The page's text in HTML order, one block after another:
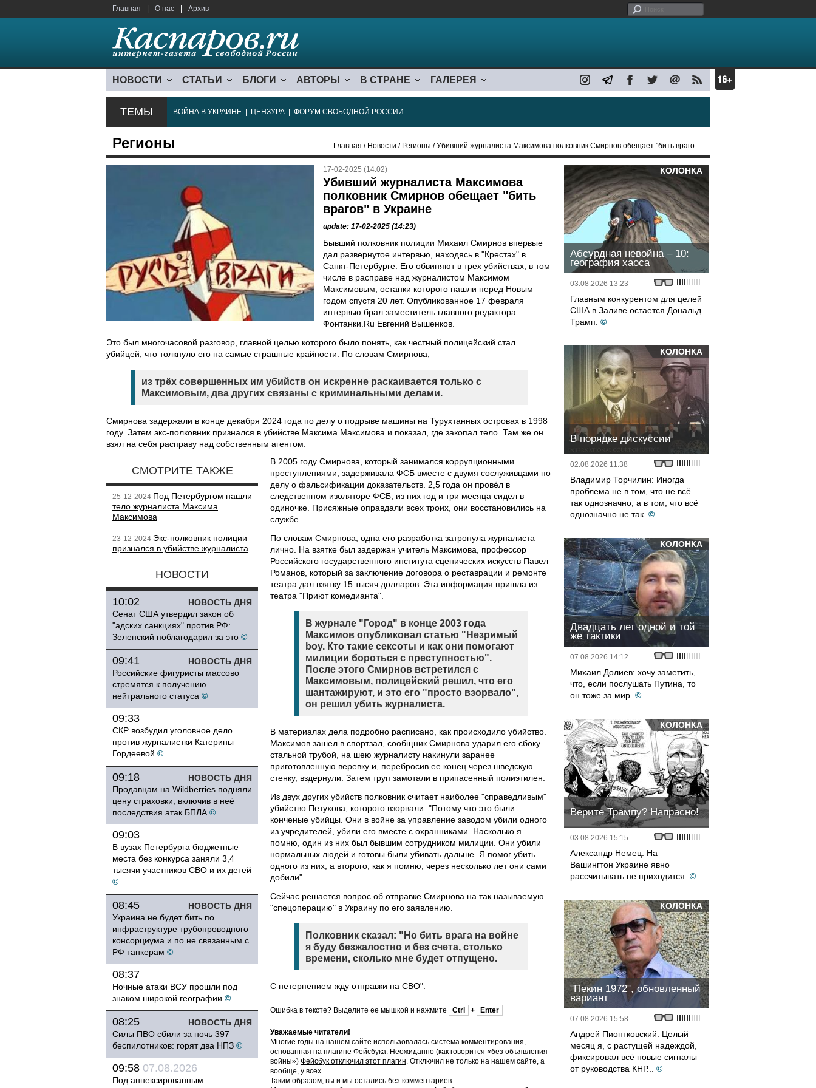
Главная О нас Архив
НОВОСТИ СТАТЬИ БЛОГИ АВТОРЫ В СТРАНЕ ГАЛЕРЕЯ
ТЕМЫ ВОЙНА В УКРАИНЕ ЦЕНЗУРА ФОРУМ СВОБОДНОЙ РОССИИ
Регионы Главная / Новости / Регионы / Убивший журналиста Максимова полковник Смирнов обещает "бить врагов" в Украине
17-02-2025 (14:02)
Убивший журналиста Максимова
полковник Смирнов обещает "бить
врагов" в Украине
update: 17-02-2025 (14:23)
Бывший полковник полиции Михаил Смирнов впервые
дал развернутое интервью, находясь в "Крестах" в
Санкт-Петербурге. Его обвиняют в трех убийствах, в том
числе в расправе над журналистом Максимом
Максимовым, останки которого нашли перед Новым
годом спустя 20 лет. Опубликованное 17 февраля
интервью брал заместитель главного редактора
Фонтанки.Ru Евгений Вышенков.
Это был многочасовой разговор, главной целью которого было понять, как честный полицейский стал
убийцей, что толкнуло его на самые страшные крайности. По словам Смирнова,
из трёх совершенных им убийств он искренне раскаивается только с
Максимовым, два других связаны с криминальными делами.
Смирнова задержали в конце декабря 2024 года по делу о подрыве машины на Турухтанных островах в 1998
году. Затем экс-полковник признался в убийстве Максима Максимова и показал, где закопал тело. Там же он
взял на себя расправу над собственным агентом.
СМОТРИТЕ ТАКЖЕ
25-12-2024 Под Петербургом нашли
тело журналиста Максима
Максимова
23-12-2024 Экс-полковник полиции
признался в убийстве журналиста
НОВОСТИ
НОВОСТЬ ДНЯ
10:02
Сенат США утвердил закон об
"адских санкциях" против РФ:
Зеленский поблагодарил за это ©
НОВОСТЬ ДНЯ
09:41
Российские фигуристы массово
стремятся к получению
нейтрального статуса ©
09:33
СКР возбудил уголовное дело
против журналистки Катерины
Гордеевой ©
НОВОСТЬ ДНЯ
09:18
Продавцам на Wildberries подняли
цену страховки, включив в неё
последствия атак БПЛА ©
09:03
В вузах Петербурга бюджетные
места без конкурса заняли 3,4
тысячи участников СВО и их детей
©
НОВОСТЬ ДНЯ
08:45
Украина не будет бить по
инфраструктуре трубопроводного
консорциума и по не связанным с
РФ танкерам ©
08:37
Ночные атаки ВСУ прошли под
знаком широкой географии ©
НОВОСТЬ ДНЯ
08:25
Силы ПВО сбили за ночь 397
беспилотников: горят два НПЗ ©
09:58 07.08.2026
Под аннексированным
В 2005 году Смирнова, который занимался коррупционными
преступлениями, задерживала ФСБ вместе с двумя сослуживцами по
делу о фальсификации доказательств. 2,5 года он провёл в
следственном изоляторе ФСБ, из них год и три месяца сидел в
одиночке. Присяжные оправдали всех троих, они восстановились на
службе.
По словам Смирнова, одна его разработка затронула журналиста
лично. На взятке был задержан учитель Максимова, профессор
Российского государственного института сценических искусств Павел
Романов, который за заключение договора о реставрации и ремонте
театра дал взятку 15 тысяч долларов. Эта информация пришла из
театра "Приют комедианта".
В журнале "Город" в конце 2003 года
Максимов опубликовал статью "Незримый
boy. Кто такие сексоты и как они помогают
милиции бороться с преступностью".
После этого Смирнов встретился с
Максимовым, полицейский решил, что его
шантажируют, и это его "просто взорвало",
он решил убить журналиста.
В материалах дела подробно расписано, как происходило убийство.
Максимов зашел в спортзал, сообщник Смирнова ударил его сбоку
стальной трубой, на шею журналисту накинули заранее
приготовленную веревку и, перебросив ее конец через шведскую
стенку, вздернули. Затем труп замотали в припасенный полиэтилен.
Из двух других убийств полковник считает наиболее "справедливым"
убийство Петухова, которого взорвали. "Потому что это были
конченые убийцы. Они в войне за управление заводом убили одного
из учредителей, убили его вместе с охранниками. Насколько я
помню, один из них был бывшим сотрудником милиции. Они убили
нормальных людей и готовы были убивать дальше. Я помог убить
одного из них, а второго, как я помню, через несколько лет они сами
добили".
Сейчас решается вопрос об отправке Смирнова на так называемую
"спецоперацию" в Украину по его заявлению.
Полковник сказал: "Но бить врага на войне
я буду безжалостно и без счета, столько
времени, сколько мне будет отпущено.
С нетерпением жду отправки на СВО".
Ошибка в тексте? Выделите ее мышкой и нажмите Ctrl + Enter
Уважаемые читатели!
Многие годы на нашем сайте использовалась система комментирования,
основанная на плагине Фейсбука. Неожиданно (как говорится «без объявления
войны») Фейсбук отключил этот плагин. Отключил не только на нашем сайте, а
вообще, у всех.
Таким образом, вы и мы остались без комментариев.
КОЛОНКА
Абсурдная невойна – 10:
география хаоса
03.08.2026 13:23
Главным конкурентом для целей
США в Заливе остается Дональд
Трамп. ©
КОЛОНКА
В порядке дискуссии
02.08.2026 11:38
Владимир Торчилин: Иногда
проблема не в том, что не всё
так однозначно, а в том, что всё
однозначно не так. ©
КОЛОНКА
Двадцать лет одной и той
же тактики
07.08.2026 14:12
Михаил Долиев: хочу заметить,
что, если послушать Путина, то
он тоже за мир. ©
КОЛОНКА
Верите Трампу? Напрасно!
03.08.2026 15:15
Александр Немец: На
Вашингтон Украине явно
рассчитывать не приходится. ©
КОЛОНКА
"Пекин 1972", обновленный
вариант
07.08.2026 15:58
Андрей Пионтковский: Целый
месяц я, с растущей надеждой,
фиксировал всё новые сигналы
от руководства КНР...
©